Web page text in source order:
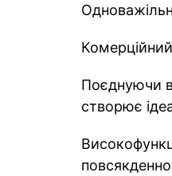
Поєднуючи
створює